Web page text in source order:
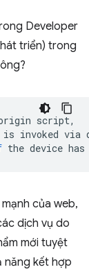
Developer
triển) trong
script,
is invoked via
the device has
của web,
dịch vụ do
mới tuyệt
năng kết hợp